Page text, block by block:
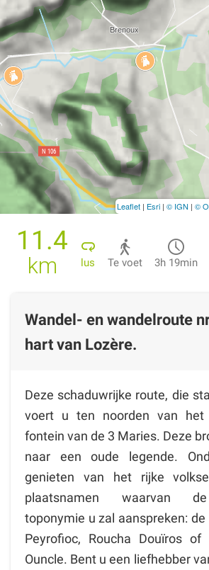
11.4
km lus Te voet 3h 19min
Wandel- en wandelroute
hart van Lozère.
Deze schaduwrijke route, die
voert u ten noorden van het
fontein van de 3 Maries. Deze
naar een oude legende.
genieten van het rijke
plaatsnamen waarvan
toponymie u zal aanspreken: de
Peyrofioc, Roucha Douïros
Ouncle. Bent u een liefhebber
Leaflet | Esri | © IGN | ©